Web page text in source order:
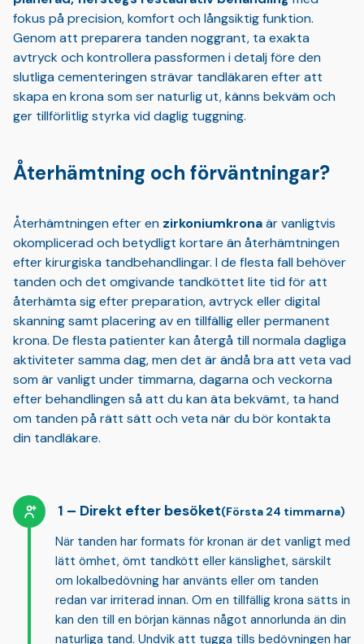
fokus på precision, komfort och långsiktig funktion.
Genom att preparera tanden noggrant, ta exakta
avtryck och kontrollera passformen i detalj före den
slutliga cementeringen strävar tandläkaren efter att
skapa en krona som ser naturlig ut, känns bekväm och
ger tillförlitlig styrka vid daglig tuggning.
Återhämtning och förväntningar?
Återhämtningen efter en zirkoniumkronaär vanligtvis
okomplicerad och betydligt kortare än återhämtningen
efter kirurgiska tandbehandlingar. I de flesta fall behöver
tanden och det omgivande tandköttet lite tid för att
återhämta sig efter preparation, avtryck eller digital
skanning samt placering av en tillfällig eller permanent
krona. De flesta patienter kan återgå till normala dagliga
aktiviteter samma dag, men det är ändå bra att veta vad
som är vanligt under timmarna, dagarna och veckorna
efter behandlingen så att du kan äta bekvämt, ta hand
om tanden på rätt sätt och veta när du bör kontakta
din tandläkare.
Direkt efter besöket(Första 24 timmarna)
När tanden har formats för kronan är det vanligt med
lätt ömhet, ömt tandkött eller känslighet, särskilt
om lokalbedövning har använts eller om tanden
redan var irriterad innan. Om en tillfällig krona sätts in
kan den till en början kännas något annorlunda än din
naturliga tand. Undvik att tugga tills bedövningen har